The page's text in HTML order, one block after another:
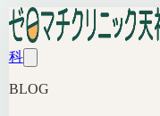
科
BLOG